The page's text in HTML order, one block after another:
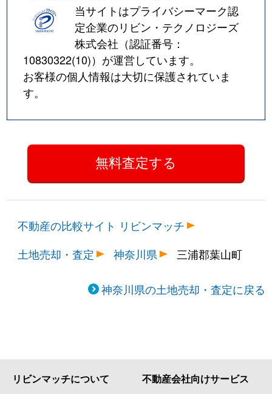
当サイトはプライバシーマーク認
定企業のリビン・テクノロジーズ
株式会社（認証番号：
10830322(10)）が運営しています。
お客様の個人情報は大切に保護されていま
す。
不動産の比較サイト リビンマッチ
土地売却・査定
神奈川県 三浦郡葉山町
神奈川県の土地売却・査定に戻る
リビンマッチについて 不動産会社向けサービス